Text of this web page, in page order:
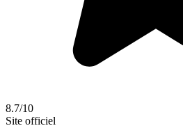
8.7/10
Site officiel